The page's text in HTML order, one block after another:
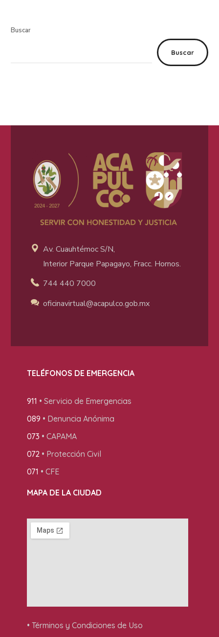
Buscar
Buscar
Av. Cuauhtémoc S/N,
Interior Parque Papagayo, Fracc. Hornos.
744 440 7000
oficinavirtual@acapulco.gob.mx
TELÉFONOS DE EMERGENCIA
911 • Servicio de Emergencias
089 • Denuncia Anónima
073 • CAPAMA
072• Protección Civil
071 • CFE
MAPA DE LA CIUDAD
• Términos y Condiciones de Uso